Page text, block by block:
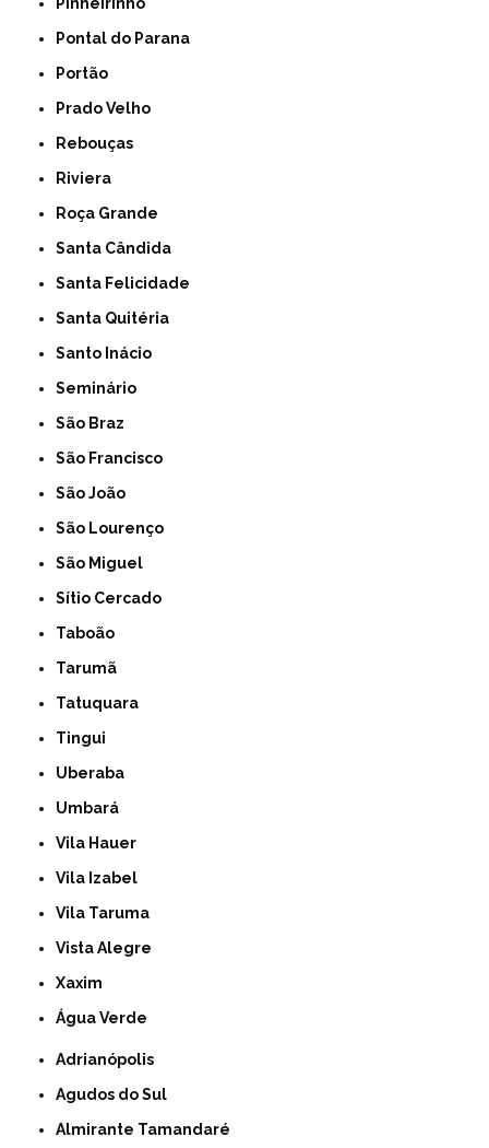
Pontal do Parana
Portão
Prado Velho
Rebouças
Riviera
Roça Grande
Santa Cândida
Santa Felicidade
Santa Quitéria
Santo Inácio
Seminário
São Braz
São Francisco
São João
São Lourenço
São Miguel
Sítio Cercado
Taboão
Tarumã
Tatuquara
Tingui
Uberaba
Umbará
Vila Hauer
Vila Izabel
Vila Taruma
Vista Alegre
Xaxim
Água Verde
Adrianópolis
Agudos do Sul
Almirante Tamandaré